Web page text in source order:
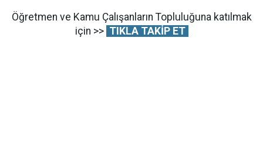
Öğretmen ve Kamu Çalışanların Topluluğuna katılmak
için >> TIKLA TAKİP ET